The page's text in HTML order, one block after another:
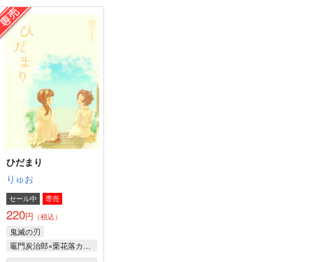
表が出ても裏が出ても
君と
夢見心地
1,100円（税込）
竈門炭治郎×栗花落カナヲ
サンプル
作品詳細
ひだまり
りゅお
セール中 専売
220円 （税込）
鬼滅の刃
竈門炭治郎×栗花落カナヲ